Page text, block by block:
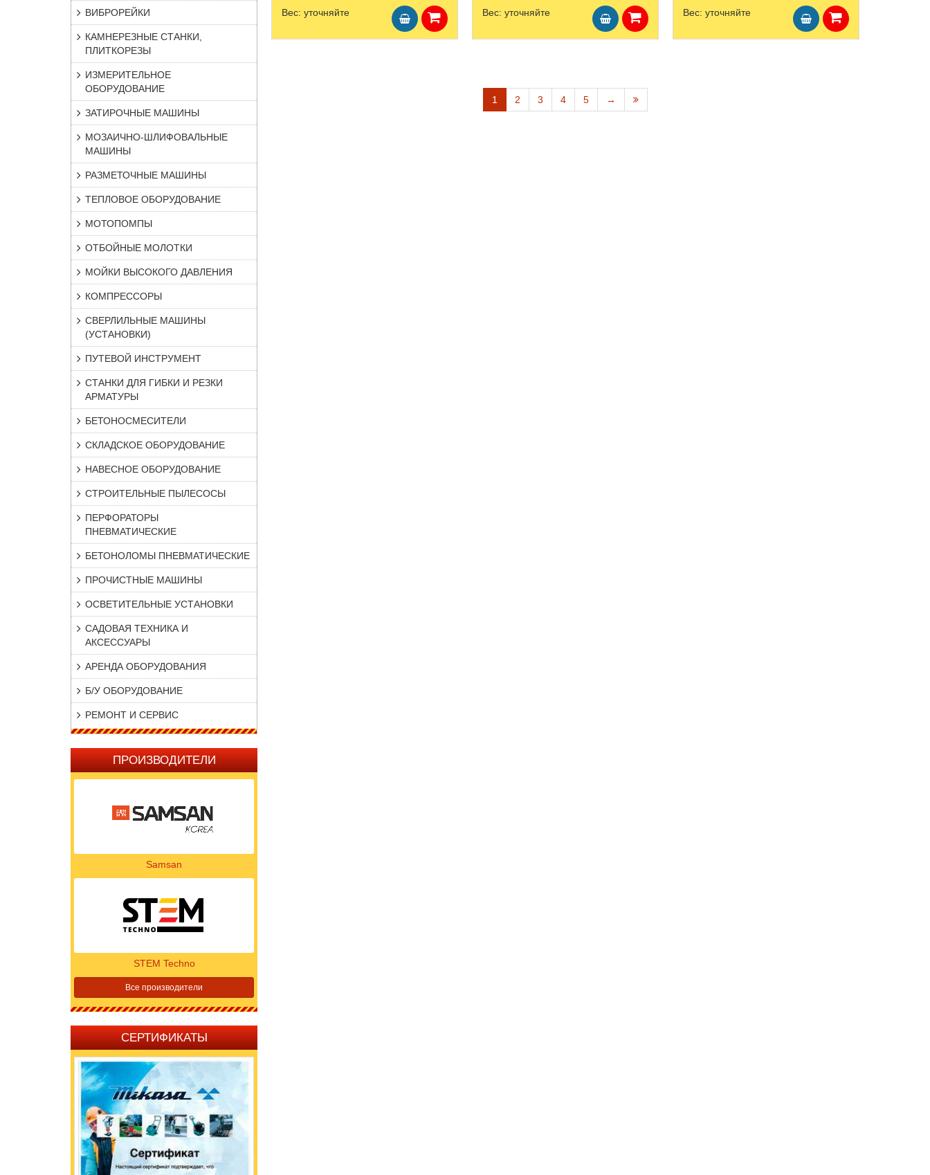
ВИБРОРЕЙКИ
КАМНЕРЕЗНЫЕ СТАНКИ,
ПЛИТКОРЕЗЫ
ИЗМЕРИТЕЛЬНОЕ
ОБОРУДОВАНИЕ
ЗАТИРОЧНЫЕ МАШИНЫ
МОЗАИЧНО-ШЛИФОВАЛЬНЫЕ
МАШИНЫ
РАЗМЕТОЧНЫЕ МАШИНЫ
ТЕПЛОВОЕ ОБОРУДОВАНИЕ
МОТОПОМПЫ
ОТБОЙНЫЕ МОЛОТКИ
МОЙКИ ВЫСОКОГО ДАВЛЕНИЯ
КОМПРЕССОРЫ
СВЕРЛИЛЬНЫЕ МАШИНЫ
(УСТАНОВКИ)
ПУТЕВОЙ ИНСТРУМЕНТ
СТАНКИ ДЛЯ ГИБКИ И РЕЗКИ
АРМАТУРЫ
БЕТОНОСМЕСИТЕЛИ
СКЛАДСКОЕ ОБОРУДОВАНИЕ
НАВЕСНОЕ ОБОРУДОВАНИЕ
СТРОИТЕЛЬНЫЕ ПЫЛЕСОСЫ
ПЕРФОРАТОРЫ
ПНЕВМАТИЧЕСКИЕ
БЕТОНОЛОМЫ ПНЕВМАТИЧЕСКИЕ
ПРОЧИСТНЫЕ МАШИНЫ
ОСВЕТИТЕЛЬНЫЕ УСТАНОВКИ
САДОВАЯ ТЕХНИКА И
АКСЕССУАРЫ
АРЕНДА ОБОРУДОВАНИЯ
Б/У ОБОРУДОВАНИЕ
РЕМОНТ И СЕРВИС
ПРОИЗВОДИТЕЛИ
Samsan
STEM Techno
Все производители
СЕРТИФИКАТЫ
Вес: уточняйте Вес: уточняйте Вес: уточняйте
1 2 3 4 5 →